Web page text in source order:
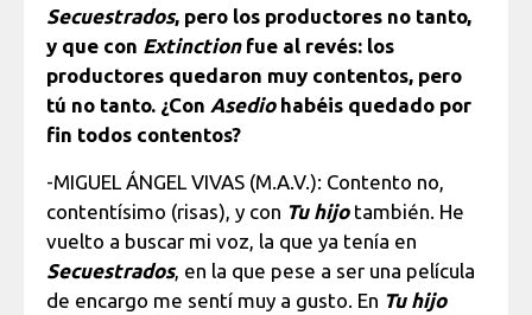
Secuestrados, pero los productores no tanto,
y que con Extinctionfue al revés: los
productores quedaron muy contentos, pero
tú no tanto. ¿Con Asediohabéis quedado por
fin todos contentos?
-MIGUEL ÁNGEL VIVAS (M.A.V.): Contento no,
contentísimo (risas), y con Tu hijotambién. He
vuelto a buscar mi voz, la que ya tenía en
Secuestrados, en la que pese a ser una película
de encargo me sentí muy a gusto. En Tu hijo